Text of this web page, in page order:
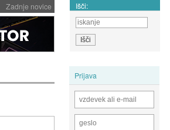
Zadnje novice Išči:
Prijava